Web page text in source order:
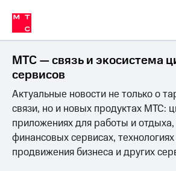
связь
Сервисы и подписки
30% на связь
кабинеты
Мобильная
Интернет
ТВ
Спутниковое
ТВ
МТС
в МТС
Тарифы
Услуги
Роуминг
МТС — связь и экосистема
сервисов
Актуальные новости не только о
связи, но и новых продуктах МТС:
приложениях для работы и
финансовых сервисах,
продвижения бизнеса и других